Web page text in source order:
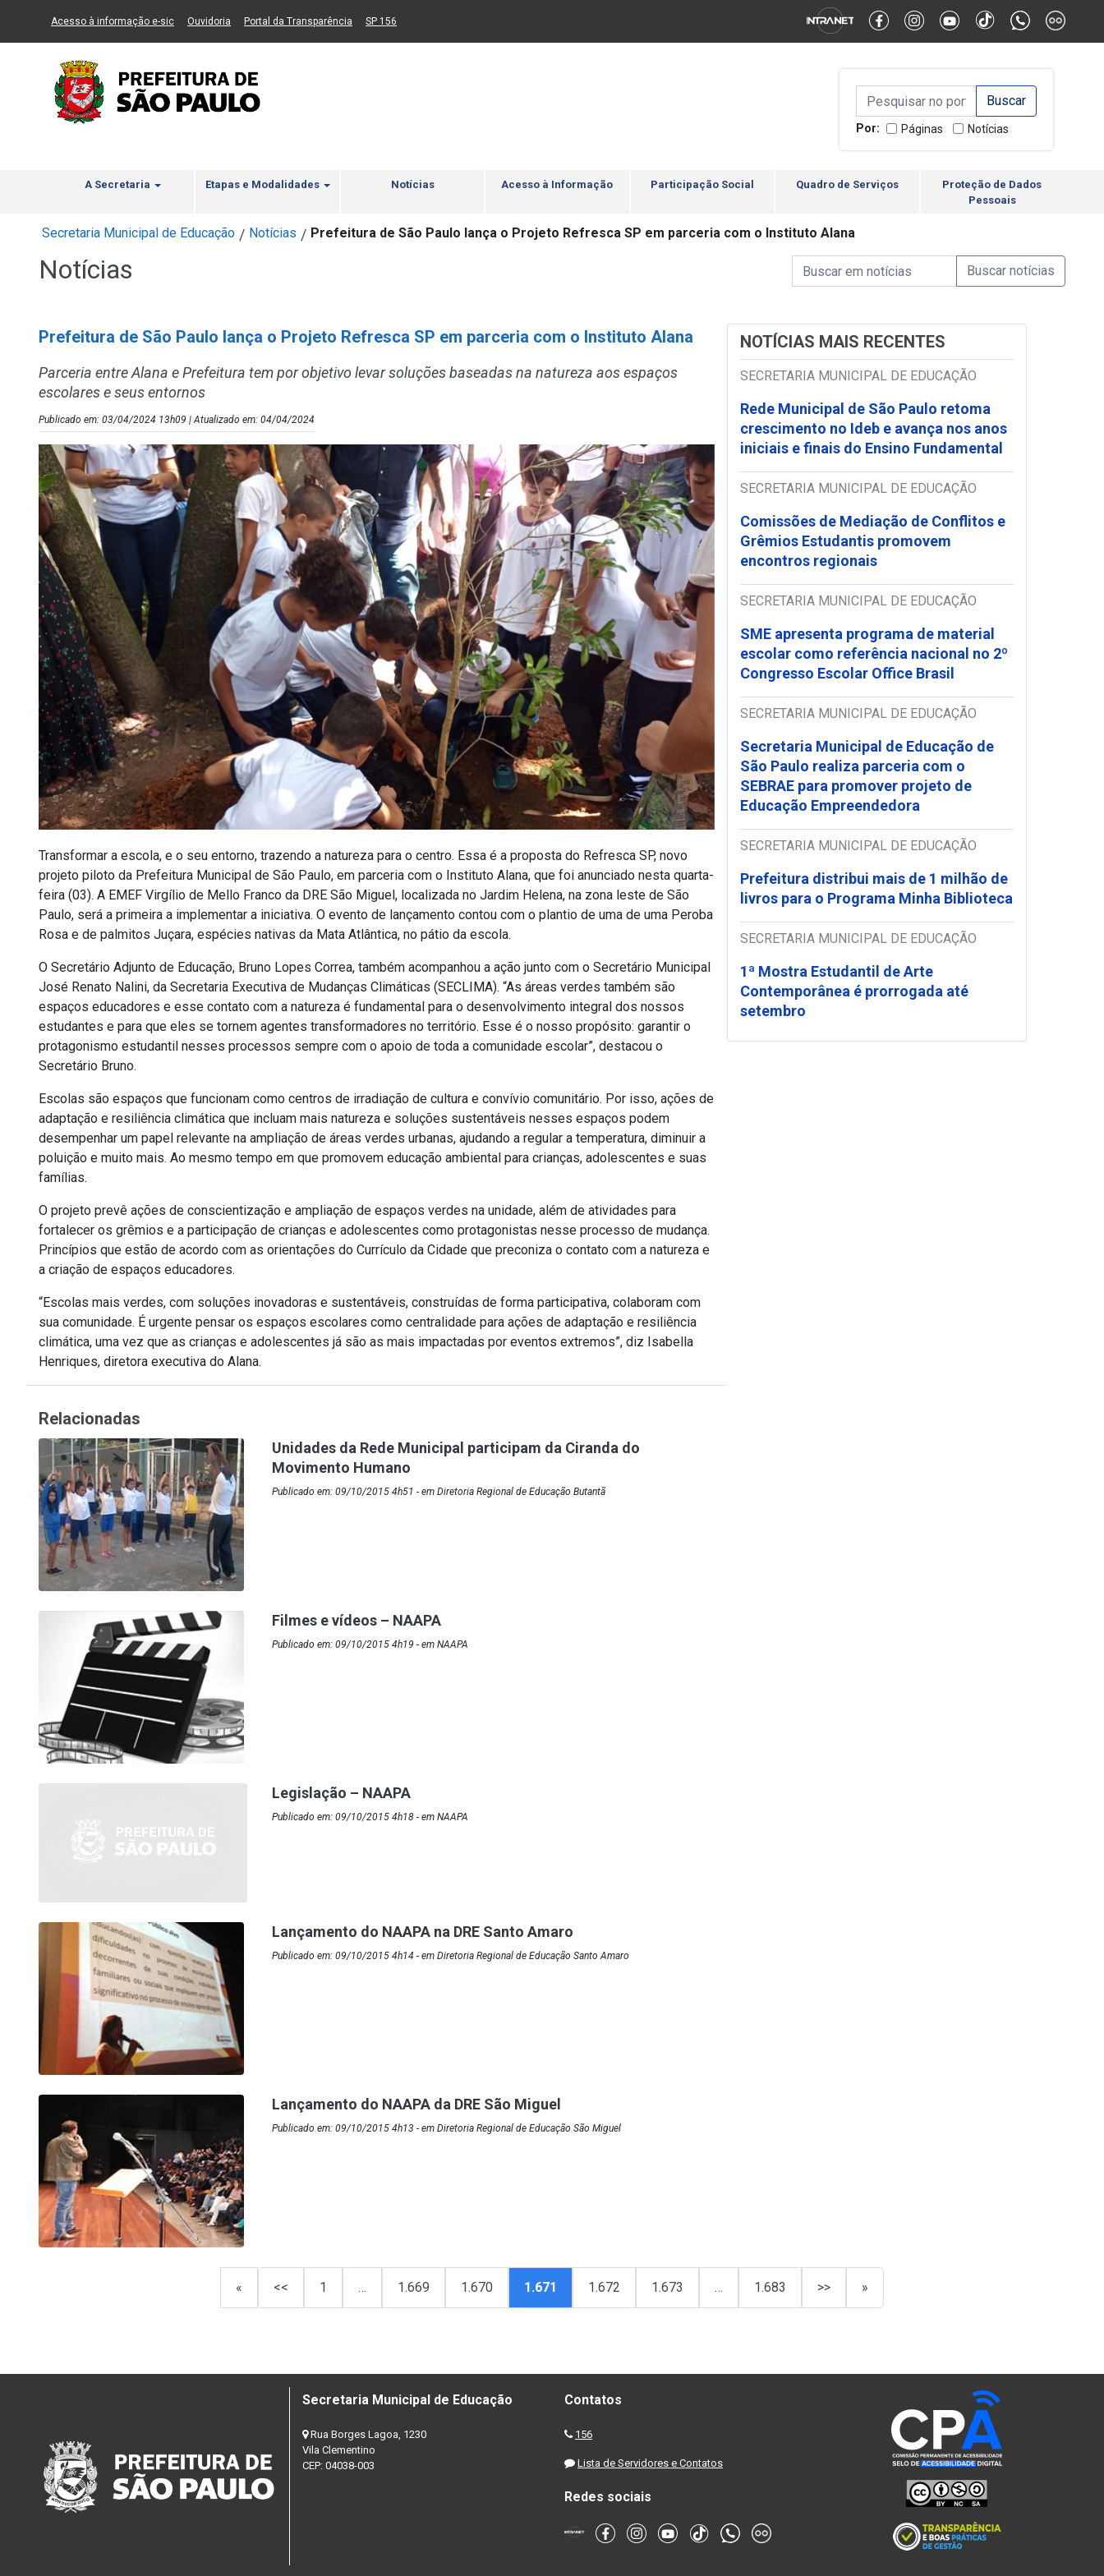
Ir ao Conteúdo Ir para menu principal 2 Ir para busca Ir para rodapé Alternar Alto Contraste Alternar Tamanho da Fonte
Acesso à informação e-sic(Link para um novo sítio)
Ouvidoria (Link para um novo sítio)
Portal da Transparência (Link para um novo sítio)
SP 156
Campo de Busca de
Campo de Busca de informaçõesEnviar a Busca
Por: Páginas Notícias
A Secretaria Etapas e Modalidades Notícias Acesso à Informação Participação Social Quadro de Serviços
Proteção de Dados
Pessoais
Secretaria Municipal de Educação / Notícias / Prefeitura de São Paulo lança o Projeto Refresca SP em parceria com o Instituto Alana
Notícias Campo de Busca de Notícias
Campo de Busca de informaçõesEnviar a Busca de
Prefeitura de São Paulo lança o Projeto Refresca SP em parceria com o Instituto Alana
Parceria entre Alana e Prefeitura tem por objetivo levar soluções baseadas na natureza aos espaços
escolares e seus entornos
Publicado em: 03/04/2024 13h09 | Atualizado em: 04/04/2024
Transformar a escola, e o seu entorno, trazendo a natureza para o centro. Essa é a proposta do Refresca SP, novo
projeto piloto da Prefeitura Municipal de São Paulo, em parceria com o Instituto Alana, que foi anunciado nesta quarta-
feira (03). A EMEF Virgílio de Mello Franco da DRE São Miguel, localizada no Jardim Helena, na zona leste de São
Paulo, será a primeira a implementar a iniciativa. O evento de lançamento contou com o plantio de uma de uma Peroba
Rosa e de palmitos Juçara, espécies nativas da Mata Atlântica, no pátio da escola.
O Secretário Adjunto de Educação, Bruno Lopes Correa, também acompanhou a ação junto com o Secretário Municipal
José Renato Nalini, da Secretaria Executiva de Mudanças Climáticas (SECLIMA). “As áreas verdes também são
espaços educadores e esse contato com a natureza é fundamental para o desenvolvimento integral dos nossos
estudantes e para que eles se tornem agentes transformadores no território. Esse é o nosso propósito: garantir o
protagonismo estudantil nesses processos sempre com o apoio de toda a comunidade escolar”, destacou o
Secretário Bruno.
Escolas são espaços que funcionam como centros de irradiação de cultura e convívio comunitário. Por isso, ações de
adaptação e resiliência climática que incluam mais natureza e soluções sustentáveis nesses espaços podem
desempenhar um papel relevante na ampliação de áreas verdes urbanas, ajudando a regular a temperatura, diminuir a
poluição e muito mais. Ao mesmo tempo em que promovem educação ambiental para crianças, adolescentes e suas
famílias.
O projeto prevê ações de conscientização e ampliação de espaços verdes na unidade, além de atividades para
fortalecer os grêmios e a participação de crianças e adolescentes como protagonistas nesse processo de mudança.
Princípios que estão de acordo com as orientações do Currículo da Cidade que preconiza o contato com a natureza e
a criação de espaços educadores.
“Escolas mais verdes, com soluções inovadoras e sustentáveis, construídas de forma participativa, colaboram com
sua comunidade. É urgente pensar os espaços escolares como centralidade para ações de adaptação e resiliência
climática, uma vez que as crianças e adolescentes já são as mais impactadas por eventos extremos”, diz Isabella
Henriques, diretora executiva do Alana.
NOTÍCIAS MAIS RECENTES
SECRETARIA MUNICIPAL DE EDUCAÇÃO
Rede Municipal de São Paulo retoma
crescimento no Ideb e avança nos anos
iniciais e finais do Ensino Fundamental
SECRETARIA MUNICIPAL DE EDUCAÇÃO
Comissões de Mediação de Conflitos e
Grêmios Estudantis promovem
encontros regionais
SECRETARIA MUNICIPAL DE EDUCAÇÃO
SME apresenta programa de material
escolar como referência nacional no 2º
Congresso Escolar Office Brasil
SECRETARIA MUNICIPAL DE EDUCAÇÃO
Secretaria Municipal de Educação de
São Paulo realiza parceria com o
SEBRAE para promover projeto de
Educação Empreendedora
SECRETARIA MUNICIPAL DE EDUCAÇÃO
Prefeitura distribui mais de 1 milhão de
livros para o Programa Minha Biblioteca
SECRETARIA MUNICIPAL DE EDUCAÇÃO
1ª Mostra Estudantil de Arte
Contemporânea é prorrogada até
setembro
Relacionadas
Unidades da Rede Municipal participam da Ciranda do
Movimento Humano
Publicado em: 09/10/2015 4h51 - em Diretoria Regional de Educação Butantã
Filmes e vídeos – NAAPA
Publicado em: 09/10/2015 4h19 - em NAAPA
Legislação – NAAPA
Publicado em: 09/10/2015 4h18 - em NAAPA
Lançamento do NAAPA na DRE Santo Amaro
Publicado em: 09/10/2015 4h14 - em Diretoria Regional de Educação Santo Amaro
Lançamento do NAAPA da DRE São Miguel
Publicado em: 09/10/2015 4h13 - em Diretoria Regional de Educação São Miguel
« << 1 … 1.669 1.670 1.671 1.672 1.673 … 1.683 >> »
Secretaria Municipal de Educação
Rua Borges Lagoa, 1230
Vila Clementino
CEP: 04038-003
Contatos
156
Lista de Servidores e Contatos
Redes sociais